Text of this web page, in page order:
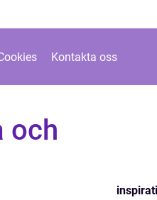
Kontakta oss
och